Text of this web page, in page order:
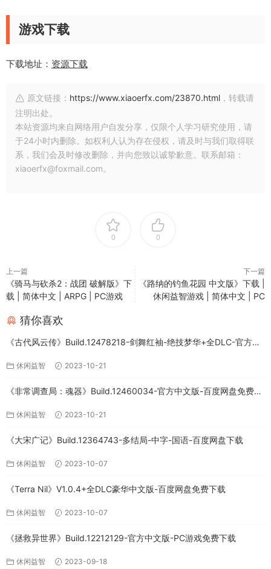
游戏下载
下载地址： 资源下载
原文链接： https://www.xiaoerfx.com/23870.html ，转载请
注明出处。
本站资源均来自网络用户自发分享，仅限个人学习研究使用，请
于24小时内删除。如权利人认为存在侵权，请及时与我们取得联
系，我们会及时修改删除，并向您致以诚挚歉意。联系邮箱：
xiaoerfx@foxmail.com。
0 0
上一篇
《骑马与砍杀2：战团 破解版》下
载 | 简体中文 | ARPG | PC游戏
下一篇
《路纳的钓鱼花园 中文版》下载 |
休闲益智游戏 | 简体中文 | PC
猜你喜欢
《古代风云传》Build.12478218-剑舞红袖-绝技梦华+全DLC-官方中
休闲益智 2023-10-21
《非常调查局：魂器》Build.12460034-官方中文版-百度网盘免费下
休闲益智 2023-10-21
《大宋广记》Build.12364743-多结局-中字-国语-百度网盘下载
休闲益智 2023-10-07
《Terra Nil》V1.0.4+全DLC豪华中文版-百度网盘免费下载
休闲益智 2023-10-07
《拯救异世界》Build.12212129-官方中文版-PC游戏免费下载
休闲益智 2023-09-18